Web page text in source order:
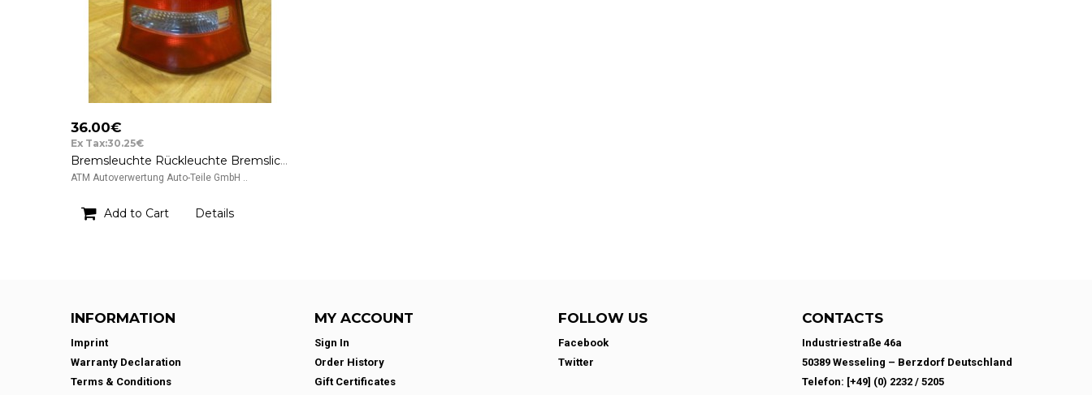
36.00€
Ex Tax:30.25€
Bremsleuchte Rückleuchte Bremslicht Rücklicht Mercedes Benz A-Klasse W168 rechts
ATM Autoverwertung Auto-Teile GmbH ..
Add to Cart Details
INFORMATION
Imprint
Warranty Declaration
Terms & Conditions
MY ACCOUNT
Sign In
Order History
Gift Certificates
FOLLOW US
Facebook
Twitter
CONTACTS
Industriestraße 46a
50389 Wesseling – Berzdorf Deutschland
Telefon: [+49] (0) 2232 / 5205